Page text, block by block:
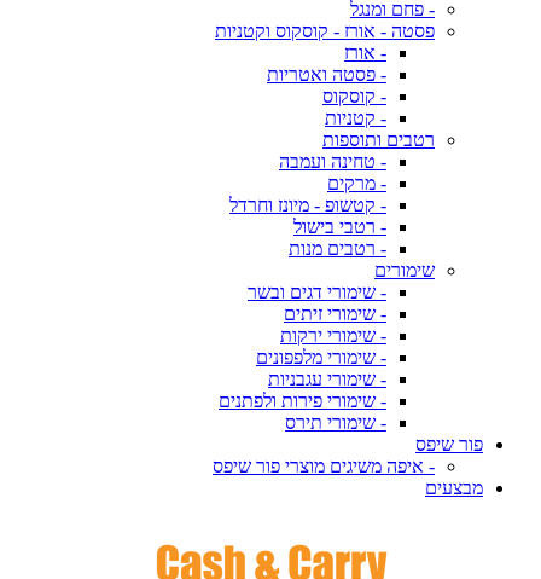
- פחם ומנגל
פסטה - אורז - קוסקוס וקטניות
- אורז
- פסטה ואטריות
- קוסקוס
- קטניות
רטבים ותוספות
- טחינה ועמבה
- מרקים
- קטשופ - מיונז וחרדל
- רטבי בישול
- רטבים מנות
שימורים
- שימורי דגים ובשר
- שימורי זיתים
- שימורי ירקות
- שימורי מלפפונים
- שימורי עגבניות
- שימורי פירות ולפתנים
- שימורי תירס
פור שיפס
- איפה משיגים מוצרי פור שיפס
מבצעים